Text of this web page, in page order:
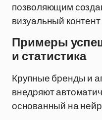
позволяющим
визуальный
Примеры
и статистика
Крупные бренды и
внедряют
основанный на